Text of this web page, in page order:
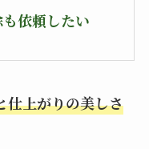
依頼したい
仕上がりの美しさ